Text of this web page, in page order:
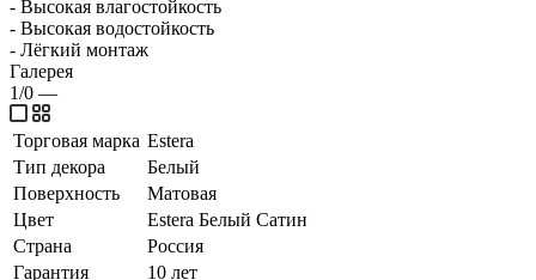
- Высокая влагостойкость
- Высокая водостойкость
- Лёгкий монтаж
Галерея
1/0 —
Торговая марка Estera
Тип декора
Белый
Поверхность
Матовая
Цвет
Estera Белый Сатин
Страна
Россия
Гарантия
10 лет